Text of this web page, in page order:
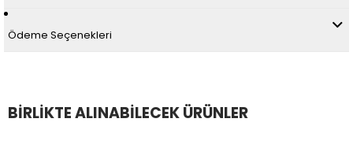
Ödeme Seçenekleri
BİRLİKTE ALINABİLECEK ÜRÜNLER